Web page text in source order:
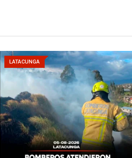
LATACUNGA